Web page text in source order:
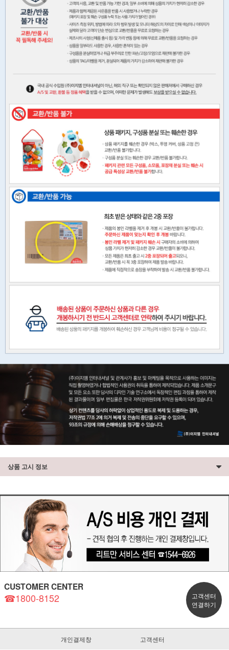
상품 고시 정보
CUSTOMER CENTER
☎1800-8152
고객센터
연결하기
개인결제창 고객센터